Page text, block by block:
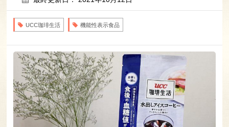
UCC珈琲生活 機能性表示食品